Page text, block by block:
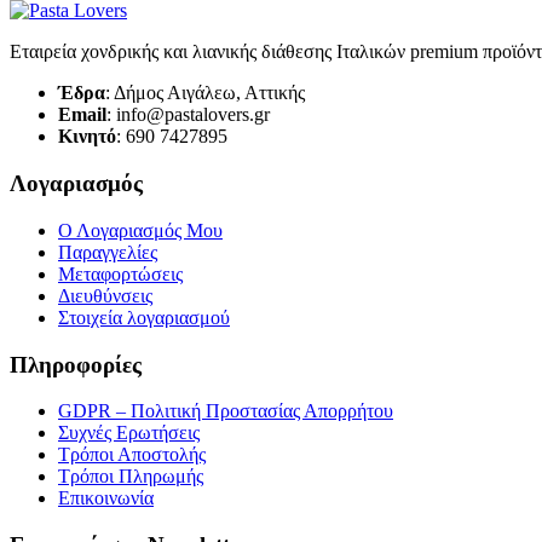
Εταιρεία χονδρικής και λιανικής διάθεσης Ιταλικών premium
Έδρα: Δήμος Αιγάλεω, Αττικής
Email: info@pastalovers.gr
Κινητό: 690 7427895
Λογαριασμός
Ο Λογαριασμός Μου
Παραγγελίες
Μεταφορτώσεις
Διευθύνσεις
Στοιχεία λογαριασμού
Πληροφορίες
GDPR – Πολιτική Προστασίας Απορρήτου
Συχνές Eρωτήσεις
Τρόποι Αποστολής
Τρόποι Πληρωμής
Επικοινωνία